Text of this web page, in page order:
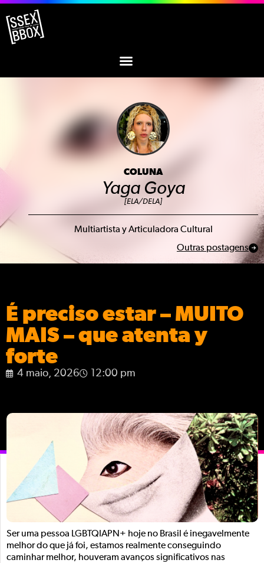
COLUNA
Yaga Goya
[ELA/DELA]
Multiartista y Articuladora Cultural
Outras postagens
É preciso estar – MUITO
MAIS – que atenta y
forte
4 maio, 2026 12:00 pm
Ser uma pessoa LGBTQIAPN+ hoje no Brasil é inegavelmente
melhor do que já foi, estamos realmente conseguindo
caminhar melhor, houveram avanços significativos nas